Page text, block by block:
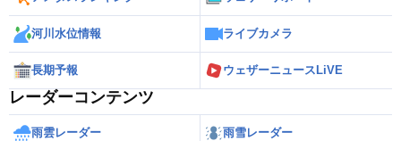
河川水位情報 ライブカメラ
長期予報 ウェザーニュースLiVE
レーダーコンテンツ
雨雲レーダー 雨雪レーダー